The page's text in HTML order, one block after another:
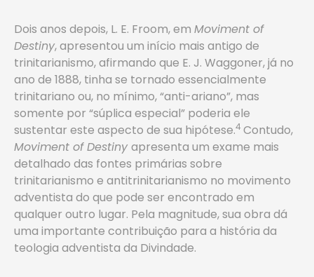
Dois anos depois, L. E. Froom, em Moviment of
Destiny, apresentou um início mais antigo de
trinitarianismo, afirmando que E. J. Waggoner, já no
ano de 1888, tinha se tornado essencialmente
trinitariano ou, no mínimo, “anti-ariano”, mas
somente por “súplica especial” poderia ele
sustentar este aspecto de sua hipótese.4 Contudo,
Moviment of Destinyapresenta um exame mais
detalhado das fontes primárias sobre
trinitarianismo e antitrinitarianismo no movimento
adventista do que pode ser encontrado em
qualquer outro lugar. Pela magnitude, sua obra dá
uma importante contribuição para a história da
teologia adventista da Divindade.